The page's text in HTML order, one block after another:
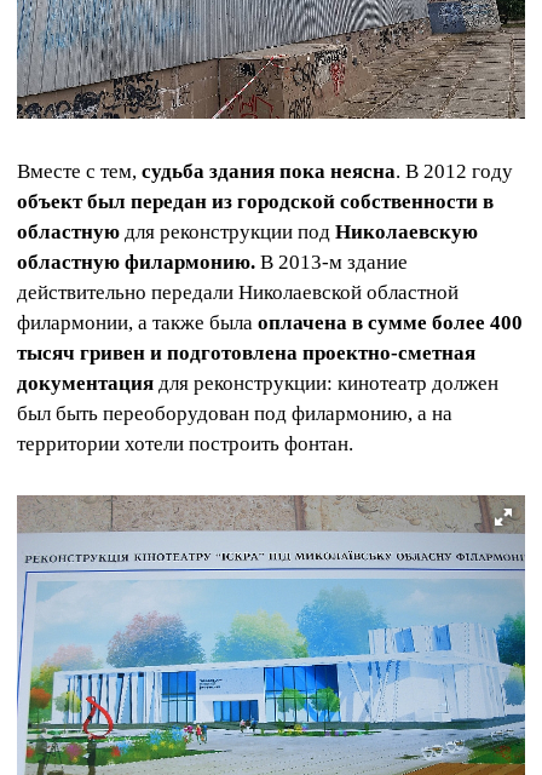
Вместе с тем, судьба здания пока неясна. В 2012 году
объект был передан из городской собственности в
областную для реконструкции под Николаевскую
областную филармонию. В 2013-м здание
действительно передали Николаевской областной
филармонии, а также была оплачена в сумме более 400
тысяч гривен и подготовлена проектно-сметная
документация для реконструкции: кинотеатр должен
был быть переоборудован под филармонию, а на
территории хотели построить фонтан.